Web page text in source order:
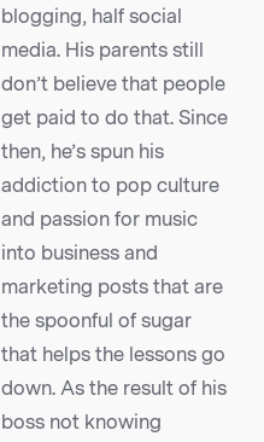
blogging, half social
media. His parents still
don’t believe that people
get paid to do that. Since
then, he’s spun his
addiction to pop culture
and passion for music
into business and
marketing posts that are
the spoonful of sugar
that helps the lessons go
down. As the result of his
boss not knowing